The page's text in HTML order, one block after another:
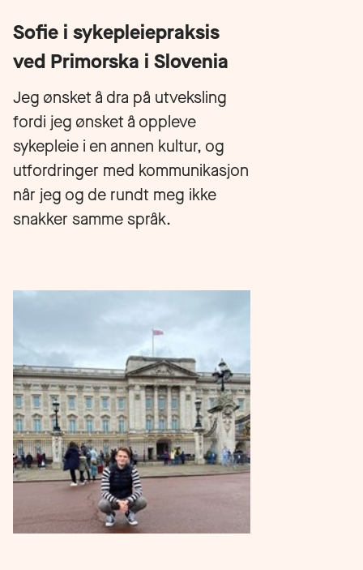
Sofie i sykepleiepraksis
ved Primorska i Slovenia
Jeg ønsket å dra på utveksling
fordi jeg ønsket å oppleve
sykepleie i en annen kultur, og
utfordringer med kommunikasjon
når jeg og de rundt meg ikke
snakker samme språk.